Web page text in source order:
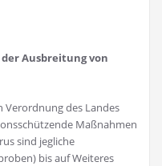
Ausbreitung von
Verordnung des Landes
Maßnahmen
sind jegliche
bis auf Weiteres